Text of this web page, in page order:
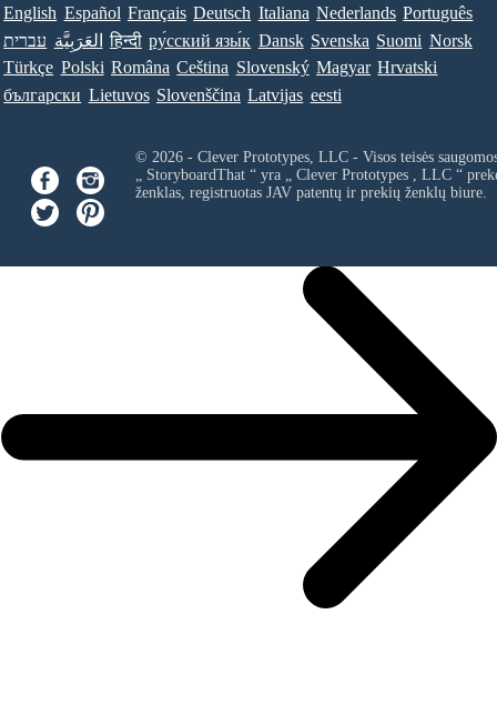
English Español Français Deutsch Italiana Nederlands Português
עברית العَرَبِيَّة हिन्दी ру́сский язы́к Dansk Svenska Suomi Norsk
Türkçe Polski Româna Ceština Slovenský Magyar Hrvatski
български Lietuvos Slovenščina Latvijas eesti
© 2026 - Clever Prototypes, LLC - Visos teisės
„ StoryboardThat “ yra „ Clever Prototypes , LLC“
ženklas, registruotas JAV patentų ir prekių ženklų biure.